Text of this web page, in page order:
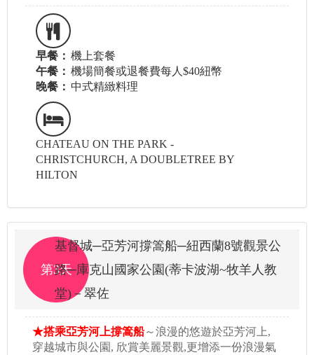
早餐： 機上套餐
午餐： 機場簡餐或退餐費每人$40紐幣
晚餐： 中式精緻料理
CHATEAU ON THE PARK -
CHRISTCHURCH, A DOUBLETREE BY
HILTON
第3天
基督城─亞芳河撐篙船─紐西蘭8號觀景公
路─庫克山國家公園(蒂卡波湖~牧羊人教
堂)－翠佐
★搭乘亞芳河上撐篙船～浪漫的悠遊於亞芳河上,
穿越城市與公園, 欣賞美麗景觀,更增添一份浪漫氣